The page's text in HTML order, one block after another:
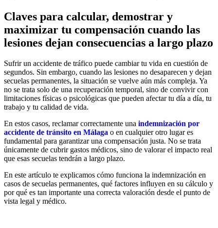
Claves para calcular, demostrar y
maximizar tu compensación cuando las
lesiones dejan consecuencias a largo plazo
Sufrir un accidente de tráfico puede cambiar tu vida en cuestión de
segundos. Sin embargo, cuando las lesiones no desaparecen y dejan
secuelas permanentes, la situación se vuelve aún más compleja. Ya
no se trata solo de una recuperación temporal, sino de convivir con
limitaciones físicas o psicológicas que pueden afectar tu día a día, tu
trabajo y tu calidad de vida.
En estos casos, reclamar correctamente una indemnización por
accidente de tránsito en Málaga o en cualquier otro lugar es
fundamental para garantizar una compensación justa. No se trata
únicamente de cubrir gastos médicos, sino de valorar el impacto real
que esas secuelas tendrán a largo plazo.
En este artículo te explicamos cómo funciona la indemnización en
casos de secuelas permanentes, qué factores influyen en su cálculo y
por qué es tan importante una correcta valoración desde el punto de
vista legal y médico.